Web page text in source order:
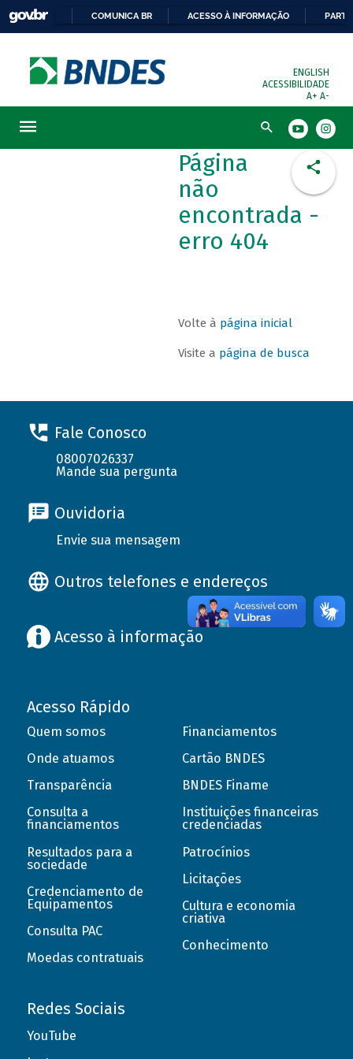
COMUNICA BR ACESSO À INFORMAÇÃO
ENGLISH
ACESSIBILIDADE
A+ A-
Busca
Página
não
encontrada -
erro 404
Volte à página inicial
Visite a página de busca
Fale Conosco
08007026337
Mande sua pergunta
Ouvidoria
Envie sua mensagem
Outros telefones e endereços
Acesso à informação
Acesso Rápido
Quem somos
Onde atuamos
Transparência
Consulta a
financiamentos
Resultados para a
sociedade
Credenciamento de
Equipamentos
Consulta PAC
Moedas contratuais
Financiamentos
Cartão BNDES
BNDES Finame
Instituições financeiras
credenciadas
Patrocínios
Licitações
Cultura e economia
criativa
Conhecimento
Redes Sociais
YouTube